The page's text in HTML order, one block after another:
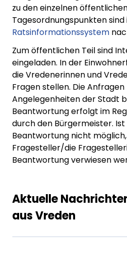
zu den einzelnen
Tagesordnungspunkten sind
Ratsinformationssystem
Zum öffentlichen Teil sind
eingeladen. In der
die Vredenerinnen und
Fragen stellen. Die
Angelegenheiten der Stadt
Beantwortung erfolgt im
durch den Bürgermeister.
Beantwortung nicht
Fragesteller/die
Beantwortung verwiesen
Aktuelle
aus Vreden
Lorem ipsum Lorem